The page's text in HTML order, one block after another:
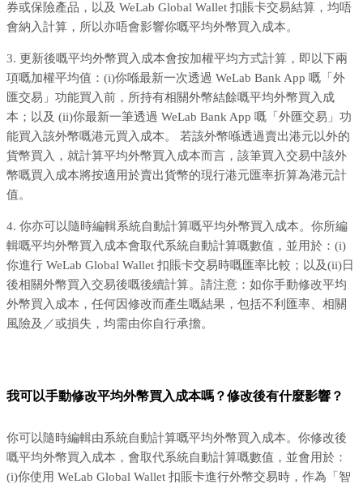
券或保險產品，以及 WeLab Global Wallet 扣賬卡交易結算，均唔
會納入計算，所以亦唔會影響你嘅平均外幣買入成本。
3. 更新後嘅平均外幣買入成本會按加權平均方式計算，即以下兩
項嘅加權平均值：(i)你喺最新一次透過 WeLab Bank App 嘅「外
匯交易」功能買入前，所持有相關外幣結餘嘅平均外幣買入成
本；以及 (ii)你最新一筆透過 WeLab Bank App 嘅「外匯交易」功
能買入該外幣嘅港元買入成本。 若該外幣喺透過賣出港元以外的
貨幣買入，就計算平均外幣買入成本而言，該筆買入交易中該外
幣嘅買入成本將按適用於賣出貨幣的現行港元匯率折算為港元計
值。
4. 你亦可以隨時編輯系統自動計算嘅平均外幣買入成本。你所編
輯嘅平均外幣買入成本會取代系統自動計算嘅數值，並用於：(i)
你進行 WeLab Global Wallet 扣賬卡交易時嘅匯率比較；以及(ii)日
後相關外幣買入交易後嘅後續計算。請注意：如你手動修改平均
外幣買入成本，任何因修改而產生嘅結果，包括不利匯率、相關
風險及／或損失，均需由你自行承擔。
我可以手動修改平均外幣買入成本嗎？修改後有什麼影響？
你可以隨時編輯由系統自動計算嘅平均外幣買入成本。你修改後
嘅平均外幣買入成本，會取代系統自動計算嘅數值，並會用於：
(i)你使用 WeLab Global Wallet 扣賬卡進行外幣交易時，作為「智